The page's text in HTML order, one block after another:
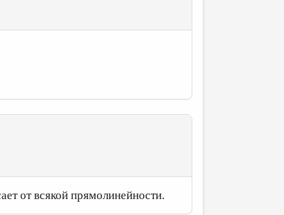
от всякой прямолинейности.